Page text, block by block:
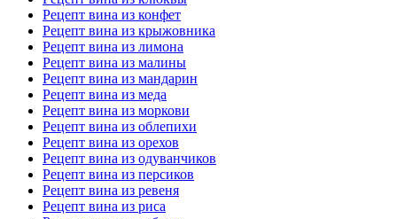
Рецепт вина из конфет
Рецепт вина из крыжовника
Рецепт вина из лимона
Рецепт вина из малины
Рецепт вина из мандарин
Рецепт вина из меда
Рецепт вина из моркови
Рецепт вина из облепихи
Рецепт вина из орехов
Рецепт вина из одуванчиков
Рецепт вина из персиков
Рецепт вина из ревеня
Рецепт вина из риса